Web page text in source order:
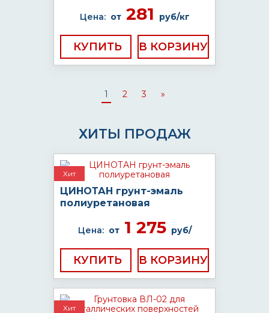
Цена: от281 руб/кг
КУПИТЬ
1 2 3 »
ХИТЫ ПРОДАЖ
Хит
ЦИНОТАН грунт-эмаль
полиуретановая
Цена: от1 275 руб/
КУПИТЬ
Хит